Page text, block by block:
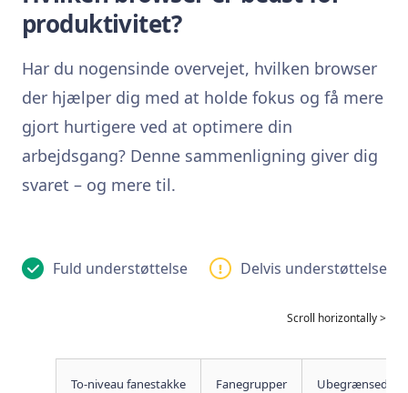
produktivitet?
Har du nogensinde overvejet, hvilken browser
der hjælper dig med at holde fokus og få mere
gjort hurtigere ved at optimere din
arbejdsgang? Denne sammenligning giver dig
svaret – og mere til.
Fuld understøttelse Delvis understøttelse
To-niveau fanestakke Fanegrupper Ubegrænsede